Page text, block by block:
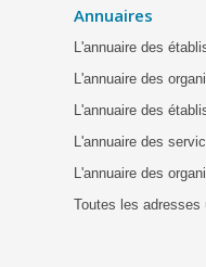
Annuaires
L'annuaire des
L'annuaire des
L'annuaire des
L'annuaire des
L'annuaire des
Toutes les adresses